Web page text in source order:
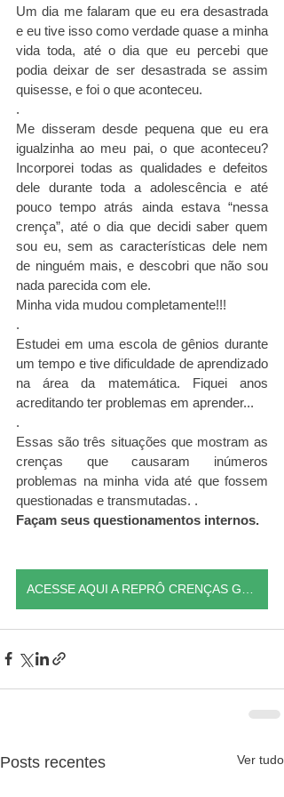
Um dia me falaram que eu era desastrada
e eu tive isso como verdade quase a minha
vida toda, até o dia que eu percebi que
podia deixar de ser desastrada se assim
quisesse, e foi o que aconteceu.
.
Me disseram desde pequena que eu era
igualzinha ao meu pai, o que aconteceu?
Incorporei todas as qualidades e defeitos
dele durante toda a adolescência e até
pouco tempo atrás ainda estava “nessa
crença”, até o dia que decidi saber quem
sou eu, sem as características dele nem
de ninguém mais, e descobri que não sou
nada parecida com ele.
Minha vida mudou completamente!!!
.
Estudei em uma escola de gênios durante
um tempo e tive dificuldade de aprendizado
na área da matemática. Fiquei anos
acreditando ter problemas em aprender...
.
Essas são três situações que mostram as
crenças que causaram inúmeros
problemas na minha vida até que fossem
questionadas e transmutadas. .
Façam seus questionamentos internos.
Posts recentes Ver tudo